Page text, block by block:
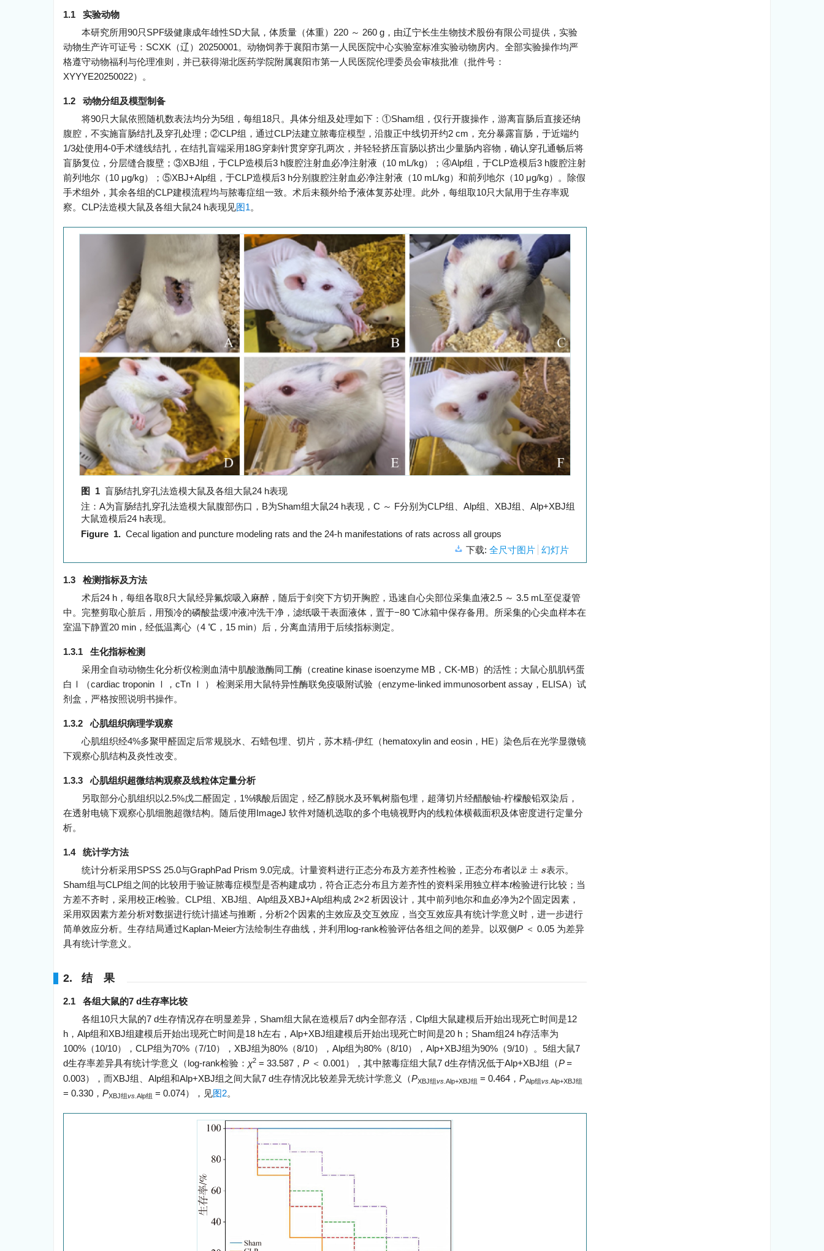
1.1 实验动物
本研究所用90只SPF级健康成年雄性SD大鼠，体质量（体重）220 ～ 260 g，由辽宁长生生物技术股份有限公司提供，实验
动物生产许可证号：SCXK（辽）20250001。动物饲养于襄阳市第一人民医院中心实验室标准实验动物房内。全部实验操作均严
格遵守动物福利与伦理准则，并已获得湖北医药学院附属襄阳市第一人民医院伦理委员会审核批准（批件号：
XYYYE20250022）。
1.2 动物分组及模型制备
将90只大鼠依照随机数表法均分为5组，每组18只。具体分组及处理如下：①Sham组，仅行开腹操作，游离盲肠后直接还纳
腹腔，不实施盲肠结扎及穿孔处理；②CLP组，通过CLP法建立脓毒症模型，沿腹正中线切开约2 cm，充分暴露盲肠，于近端约
1/3处使用4-0手术缝线结扎，在结扎盲端采用18G穿刺针贯穿穿孔两次，并轻轻挤压盲肠以挤出少量肠内容物，确认穿孔通畅后将
盲肠复位，分层缝合腹壁；③XBJ组，于CLP造模后3 h腹腔注射血必净注射液（10 mL/kg）；④Alp组，于CLP造模后3 h腹腔注射
前列地尔（10 μg/kg）；⑤XBJ+Alp组，于CLP造模后3 h分别腹腔注射血必净注射液（10 mL/kg）和前列地尔（10 μg/kg）。除假
手术组外，其余各组的CLP建模流程均与脓毒症组一致。术后未额外给予液体复苏处理。此外，每组取10只大鼠用于生存率观
察。CLP法造模大鼠及各组大鼠24 h表现见图1。
图 1 盲肠结扎穿孔法造模大鼠及各组大鼠24 h表现
注：A为盲肠结扎穿孔法造模大鼠腹部伤口，B为Sham组大鼠24 h表现，C ～ F分别为CLP组、Alp组、XBJ组、Alp+XBJ组
大鼠造模后24 h表现。
Figure 1. Cecal ligation and puncture modeling rats and the 24-h manifestations of rats across all groups
下载: 全尺寸图片 幻灯片
1.3 检测指标及方法
术后24 h，每组各取8只大鼠经异氟烷吸入麻醉，随后于剑突下方切开胸腔，迅速自心尖部位采集血液2.5 ～ 3.5 mL至促凝管
中。完整剪取心脏后，用预冷的磷酸盐缓冲液冲洗干净，滤纸吸干表面液体，置于−80 ℃冰箱中保存备用。所采集的心尖血样本在
室温下静置20 min，经低温离心（4 ℃，15 min）后，分离血清用于后续指标测定。
1.3.1 生化指标检测
采用全自动动物生化分析仪检测血清中肌酸激酶同工酶（creatine kinase isoenzyme MB，CK-MB）的活性；大鼠心肌肌钙蛋
白Ⅰ（cardiac troponin Ⅰ，cTn Ⅰ ） 检测采用大鼠特异性酶联免疫吸附试验（enzyme-linked immunosorbent assay，ELISA）试
剂盒，严格按照说明书操作。
1.3.2 心肌组织病理学观察
心肌组织经4%多聚甲醛固定后常规脱水、石蜡包埋、切片，苏木精-伊红（hematoxylin and eosin，HE）染色后在光学显微镜
下观察心肌结构及炎性改变。
1.3.3 心肌组织超微结构观察及线粒体定量分析
另取部分心肌组织以2.5%戊二醛固定，1%锇酸后固定，经乙醇脱水及环氧树脂包埋，超薄切片经醋酸铀-柠檬酸铅双染后，
在透射电镜下观察心肌细胞超微结构。随后使用ImageJ 软件对随机选取的多个电镜视野内的线粒体横截面积及体密度进行定量分
析。
1.4 统计学方法
统计分析采用SPSS 25.0与GraphPad Prism 9.0完成。计量资料进行正态分布及方差齐性检验，正态分布者以x¯±s
表示。
Sham组与CLP组之间的比较用于验证脓毒症模型是否构建成功，符合正态分布且方差齐性的资料采用独立样本t检验进行比较；当
方差不齐时，采用校正t检验。CLP组、XBJ组、Alp组及XBJ+Alp组构成 2×2 析因设计，其中前列地尔和血必净为2个固定因素，
采用双因素方差分析对数据进行统计描述与推断，分析2个因素的主效应及交互效应，当交互效应具有统计学意义时，进一步进行
简单效应分析。生存结局通过Kaplan-Meier方法绘制生存曲线，并利用log-rank检验评估各组之间的差异。以双侧P ＜ 0.05 为差异
具有统计学意义。
2. 结 果
2.1 各组大鼠的7 d生存率比较
各组10只大鼠的7 d生存情况存在明显差异，Sham组大鼠在造模后7 d内全部存活，Clp组大鼠建模后开始出现死亡时间是12
h，Alp组和XBJ组建模后开始出现死亡时间是18 h左右，Alp+XBJ组建模后开始出现死亡时间是20 h；Sham组24 h存活率为
100%（10/10），CLP组为70%（7/10），XBJ组为80%（8/10），Alp组为80%（8/10），Alp+XBJ组为90%（9/10）。5组大鼠7
d生存率差异具有统计学意义（log-rank检验： χ2 = 33.587， P ＜ 0.001），其中脓毒症组大鼠7 d生存情况低于Alp+XBJ组（P =
0.003），而XBJ组、Alp组和Alp+XBJ组之间大鼠7 d生存情况比较差异无统计学意义（PXBJ组vs. Alp+XBJ组 = 0.464， PAlp组vs. Alp+XBJ组
= 0.330， PXBJ组vs. Alp组 = 0.074），见图2。